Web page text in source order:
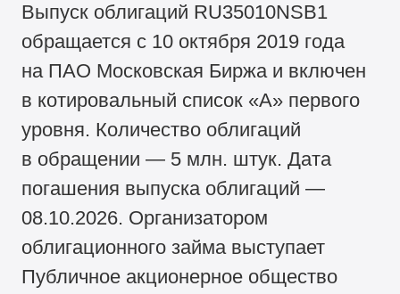
Выпуск облигаций RU35010NSB1
обращается с 10 октября 2019 года
на ПАО Московская Биржа и включен
в котировальный список «А» первого
уровня. Количество облигаций
в обращении — 5 млн. штук. Дата
погашения выпуска облигаций —
08.10.2026. Организатором
облигационного займа выступает
Публичное акционерное общество